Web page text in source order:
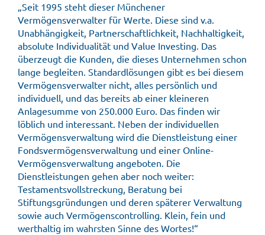
„Seit 1995 steht dieser Münchener
Vermögensverwalter für Werte. Diese sind v.a.
Unabhängigkeit, Partnerschaftlichkeit, Nachhaltigkeit,
absolute Individualität und Value Investing. Das
überzeugt die Kunden, die dieses Unternehmen schon
lange begleiten. Standardlösungen gibt es bei diesem
Vermögensverwalter nicht, alles persönlich und
individuell, und das bereits ab einer kleineren
Anlagesumme von 250.000 Euro. Das finden wir
löblich und interessant. Neben der individuellen
Vermögensverwaltung wird die Dienstleistung einer
Fondsvermögensverwaltung und einer Online-
Vermögensverwaltung angeboten. Die
Dienstleistungen gehen aber noch weiter:
Testamentsvollstreckung, Beratung bei
Stiftungsgründungen und deren späterer Verwaltung
sowie auch Vermögenscontrolling. Klein, fein und
werthaltig im wahrsten Sinne des Wortes!“